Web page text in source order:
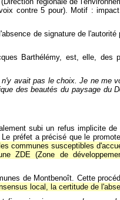
contre 5 pour). Motif :
de signature de
Barthélémy, est, elle, des
avait pas le choix. Je ne me
des beautés du paysage du
subi un refus implicite
préfet a précisé que le
les communes susceptibles
ZDE (Zone de
de Montbenoît. Cette
local, la certitude de